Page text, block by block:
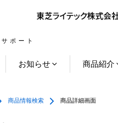
ポート
お知らせ 商品紹介
商品情報検索 商品詳細画面